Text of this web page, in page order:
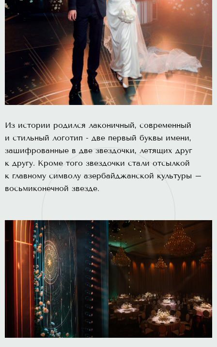
Из истории родился лаконичный, современный
и стильный логотип - две первый буквы имени,
зашифрованные в две звездочки, летящих друг
к другу. Кроме того звездочки стали отсылкой
к главному символу азербайджанской культуры –
восьмиконечной звезде.